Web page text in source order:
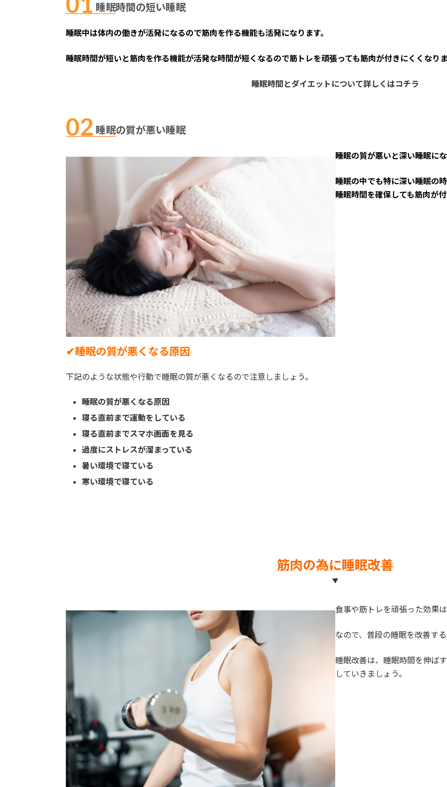
睡眠時間の短い睡眠
睡眠中は体内の働きが活発になるので筋肉を作る機能も活発になります。
睡眠時間が短いと筋肉を作る機能が活発な時間が短くなるので筋トレを頑張っても筋肉が付きにくくなり
睡眠時間とダイエットについて詳しくはコチラ
睡眠の質が悪い睡眠
睡眠の質が悪いと深い睡眠に
睡眠の中でも特に深い睡眠の
睡眠時間を確保しても筋肉が
✔︎睡眠の質が悪くなる原因
下記のような状態や行動で睡眠の質が悪くなるので注意しましょう。
睡眠の質が悪くなる原因
寝る直前まで運動をしている
寝る直前までスマホ画面を見る
過度にストレスが溜まっている
暑い環境で寝ている
寒い環境で寝ている
筋肉の為に睡眠改善
食事や筋トレを頑張った効果
なので、普段の睡眠を改善す
睡眠改善は、睡眠時間を伸ば
していきましょう。